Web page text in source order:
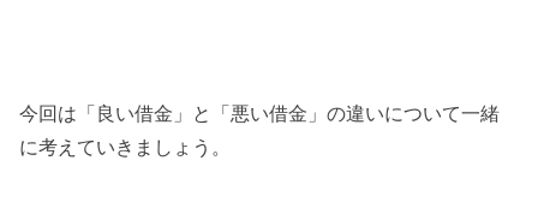
今回は「良い借金」と「悪い借金」の違いについて一緒
に考えていきましょう。